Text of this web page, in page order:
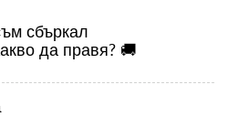
сбъркал
да правя? 🚚